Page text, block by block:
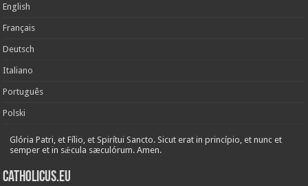
English
Français
Deutsch
Italiano
Português
Polski
Glória Patri, et Fílio, et Spirítui Sancto. Sicut erat in princípio, et nunc et
semper et in sǽcula sæculórum. Amen.
Catholicus.eu